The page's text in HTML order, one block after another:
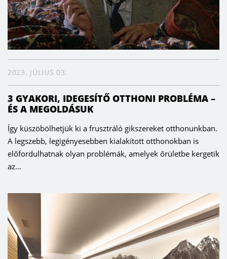
2023. JÚLIUS 03.
3 GYAKORI, IDEGESÍTŐ OTTHONI PROBLÉMA –
ÉS A MEGOLDÁSUK
Így küszöbölhetjük ki a frusztráló gikszereket otthonunkban.
A legszebb, legigényesebben kialakított otthonokban is
előfordulhatnak olyan problémák, amelyek őrületbe kergetik
az...